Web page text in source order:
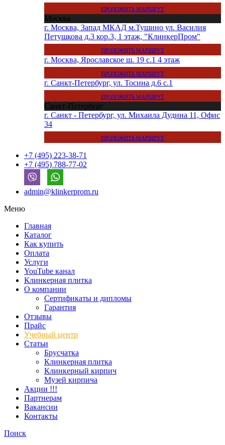
ПРОЛОЖИТЬ МАРШРУТ
Москва
г. Москва, Запад МКАД м.Тушино ул. Василия
Петушкова д.3 кор.3, 1 этаж, "КлинкерПром"
ПРОЛОЖИТЬ МАРШРУТ
г. Москва, Ярославское ш. 19 с.1 4 этаж
ПРОЛОЖИТЬ МАРШРУТ
г. Санкт-Петербург, ул. Тосина д.6 с.1
ПРОЛОЖИТЬ МАРШРУТ
Санкт-Петербург
г. Санкт - Петербург, ул. Михаила Дудина 11, Офис
34
ПРОЛОЖИТЬ МАРШРУТ
+7 (495) 223-38-71
+7 (495) 788-77-02
admin@klinkerprom.ru
Меню
Главная
Каталог
Как купить
Оплата
Услуги
YouTube канал
Клинкерная плитка
О компании
Сертификаты и дипломы
Гарантия
Отзывы
Прайс
Учебный центр
Статьи
Брусчатка
Клинкерная плитка
Клинкерный кирпич
Музей кирпича
Акции !!!
Партнерам
Вакансии
Контакты
Поиск